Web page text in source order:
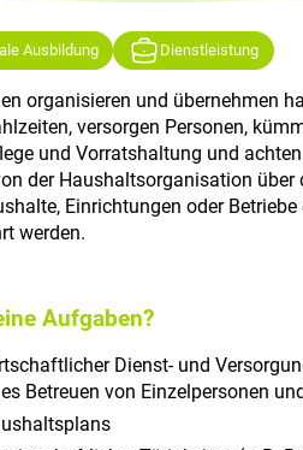
Ausbildung Dienstleistung
organisieren und übernehmen
versorgen Personen,
und Vorratshaltung und
der Haushaltsorganisation über
Einrichtungen oder
werden.
Aufgaben?
Dienst- und
Betreuen von Einzelpersonen